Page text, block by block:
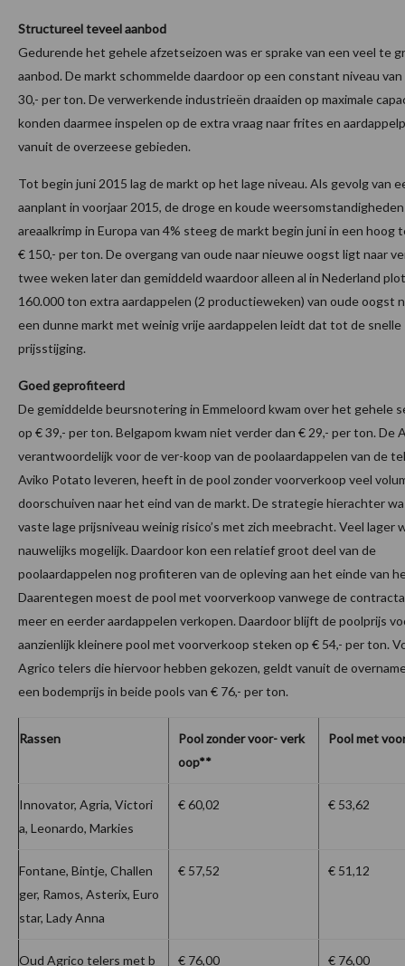
Structureel teveel aanbod
Gedurende het gehele afzetseizoen was er sprake van een veel te
aanbod. De markt schommelde daardoor op een constant niveau
30,- per ton. De verwerkende industrieën draaiden op maximale
konden daarmee inspelen op de extra vraag naar frites en
vanuit de overzeese gebieden.
Tot begin juni 2015 lag de markt op het lage niveau. Als gevolg van
aanplant in voorjaar 2015, de droge en koude
areaalkrimp in Europa van 4% steeg de markt begin juni in een hoog
€ 150,- per ton. De overgang van oude naar nieuwe oogst ligt naar
twee weken later dan gemiddeld waardoor alleen al in Nederland
160.000 ton extra aardappelen (2 productieweken) van oude oogst
een dunne markt met weinig vrije aardappelen leidt dat tot de snelle
prijsstijging.
Goed geprofiteerd
De gemiddelde beursnotering in Emmeloord kwam over het gehele
op € 39,- per ton. Belgapom kwam niet verder dan € 29,- per ton. De
verantwoordelijk voor de ver-koop van de poolaardappelen van de
Aviko Potato leveren, heeft in de pool zonder voorverkoop veel
doorschuiven naar het eind van de markt. De strategie hierachter
vaste lage prijsniveau weinig risico’s met zich meebracht. Veel lager
nauwelijks mogelijk. Daardoor kon een relatief groot deel van de
poolaardappelen nog profiteren van de opleving aan het einde van
Daarentegen moest de pool met voorverkoop vanwege de
meer en eerder aardappelen verkopen. Daardoor blijft de poolprijs
aanzienlijk kleinere pool met voorverkoop steken op € 54,- per ton.
Agrico telers die hiervoor hebben gekozen, geldt vanuit de
een bodemprijs in beide pools van € 76,- per ton.
Rassen
Pool zonder voor- verk
oop**
Pool met
Innovator, Agria, Victori
a, Leonardo, Markies
€ 60,02 € 53,62
Fontane, Bintje, Challen
ger, Ramos, Asterix, Euro
star, Lady Anna
€ 57,52 € 51,12
Oud Agrico telers met b € 76,00 € 76,00